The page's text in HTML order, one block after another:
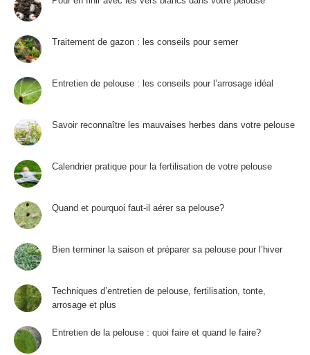
Traitement de gazon : les conseils pour semer
Entretien de pelouse : les conseils pour l’arrosage idéal
Savoir reconnaître les mauvaises herbes dans votre pelouse
Calendrier pratique pour la fertilisation de votre pelouse
Quand et pourquoi faut-il aérer sa pelouse?
Bien terminer la saison et préparer sa pelouse pour l’hiver
Techniques d’entretien de pelouse, fertilisation, tonte,
arrosage et plus
Entretien de la pelouse : quoi faire et quand le faire?